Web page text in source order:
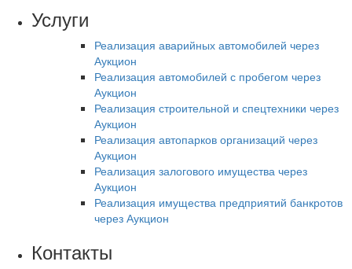
Услуги
Реализация аварийных автомобилей через
Аукцион
Реализация автомобилей с пробегом через
Аукцион
Реализация строительной и спецтехники через
Аукцион
Реализация автопарков организаций через
Аукцион
Реализация залогового имущества через
Аукцион
Реализация имущества предприятий банкротов
через Аукцион
Контакты